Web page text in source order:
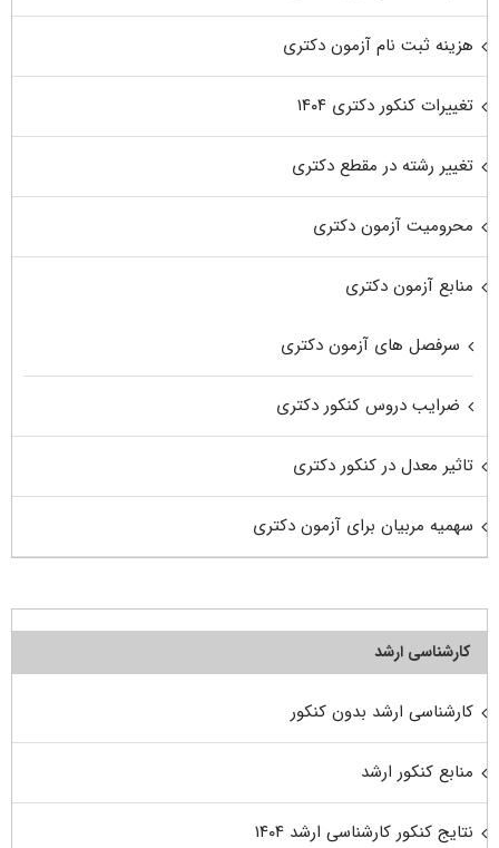
هزینه ثبت نام آزمون دکتری
تغییرات کنکور دکتری ۱۴۰۴
تغییر رشته در مقطع دکتری
محرومیت آزمون دکتری
منابع آزمون دکتری
سرفصل های آزمون دکتری
ضرایب دروس کنکور دکتری
تاثیر معدل در کنکور دکتری
سهمیه مربیان برای آزمون دکتری
کارشناسی ارشد
کارشناسی ارشد بدون کنکور
منابع کنکور ارشد
نتایج کنکور کارشناسی ارشد ۱۴۰۴